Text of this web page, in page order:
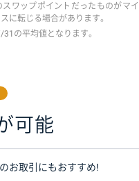
スワップポイントだったものがマイ
に転じる場合があります。
の平均値となります。
可能
お取引にもおすすめ!